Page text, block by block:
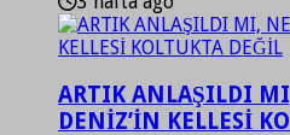
ARTIK ANLAŞILDI
DENİZ’İN KELLESİ